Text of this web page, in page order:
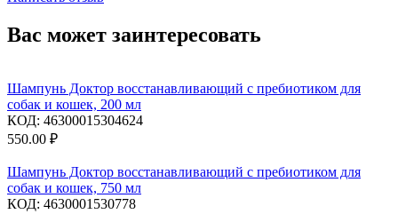
Вас может заинтересовать
Шампунь Доктор восстанавливающий c пребиотиком для
собак и кошек, 200 мл
КОД: 46300015304624
550.00 ₽
Шампунь Доктор восстанавливающий c пребиотиком для
собак и кошек, 750 мл
КОД: 4630001530778